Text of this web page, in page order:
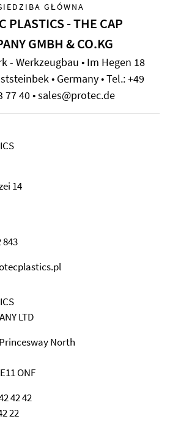
GŁÓWNA
PLASTICS - THE CAP
GMBH & CO.KG
- Werkzeugbau • Im Hegen 18
• Germany • Tel.: +49
77 40 • sales@protec.de
14
843
LTD
North
ONF
42 42
22